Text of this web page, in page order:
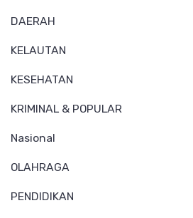
DAERAH
KELAUTAN
KESEHATAN
KRIMINAL & POPULAR
Nasional
OLAHRAGA
PENDIDIKAN